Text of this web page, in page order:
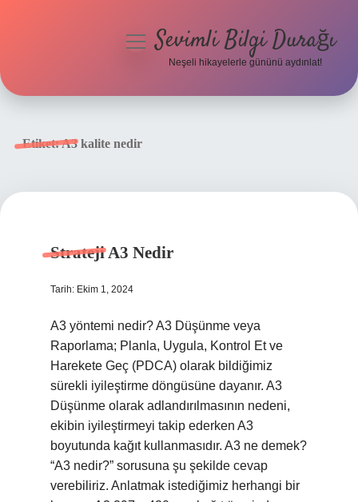
menüyüSevimli Bilgi Durağı
Neşeli hikayelerle gününü aydınlat!
Etiket:A3 kalite nedir
Strateji A3 Nedir
Tarih: Ekim 1, 2024
A3 yöntemi nedir? A3 Düşünme veya
Raporlama; Planla, Uygula, Kontrol Et ve
Harekete Geç (PDCA) olarak bildiğimiz
sürekli iyileştirme döngüsüne dayanır. A3
Düşünme olarak adlandırılmasının nedeni,
ekibin iyileştirmeyi takip ederken A3
boyutunda kağıt kullanmasıdır. A3 ne demek?
“A3 nedir?” sorusuna şu şekilde cevap
verebiliriz. Anlatmak istediğimiz herhangi bir